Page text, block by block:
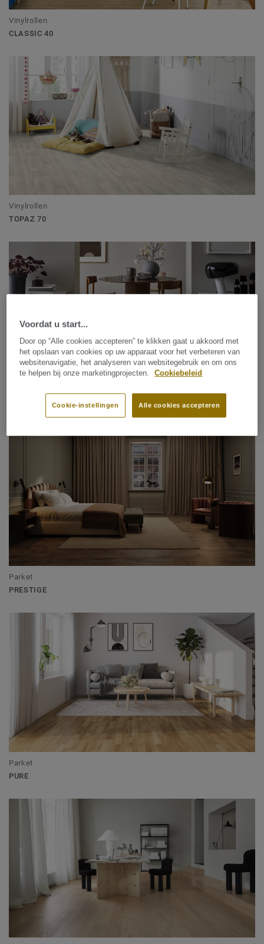
Vinylrollen
CLASSIC 40
Vinylrollen
TOPAZ 70
Parket
PRESTIGE
Parket
PURE
Voordat u start...
Door op “Alle cookies accepteren” te klikken gaat u akkoord met
het opslaan van cookies op uw apparaat voor het verbeteren van
websitenavigatie, het analyseren van websitegebruik en om ons
te helpen bij onze marketingprojecten.
Cookiebeleid
Alle cookies accepteren
Cookie-instellingen